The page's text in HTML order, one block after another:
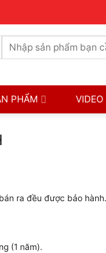
Tìm
kiếm:
PHẨM VIDEO
ra đều được bảo hành.
(1 năm).